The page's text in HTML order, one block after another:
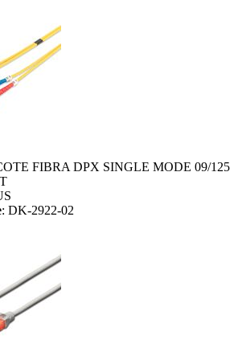
FIBRA DPX SINGLE MODE 09/125
: DK-2922-02